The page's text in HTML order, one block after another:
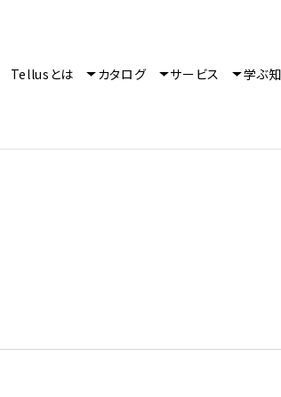
Tellusとは カタログ サービス 学ぶ